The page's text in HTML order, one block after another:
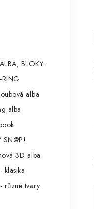
BLOKY...
alba
alba
3D alba
klasika
různé tvary